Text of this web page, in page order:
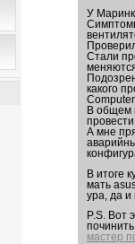
У
Стали
какого
В общем
А мне
В итоге
мать
ура, да и
P.S. Вот
мастер